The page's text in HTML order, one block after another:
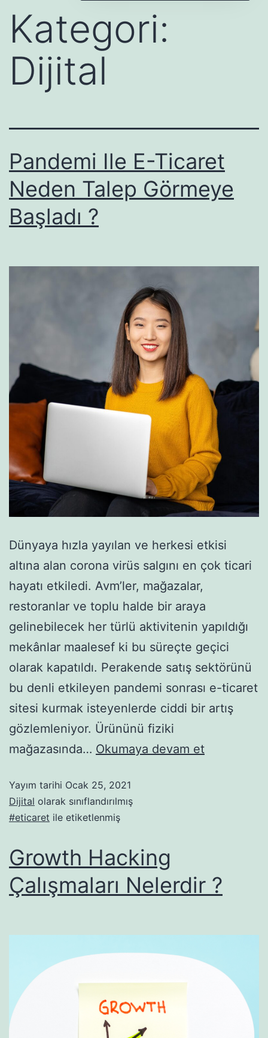
Kategori:
Dijital
Pandemi Ile E-Ticaret
Neden Talep Görmeye
Başladı ?
Dünyaya hızla yayılan ve herkesi etkisi
altına alan corona virüs salgını en çok ticari
hayatı etkiledi. Avm’ler, mağazalar,
restoranlar ve toplu halde bir araya
gelinebilecek her türlü aktivitenin yapıldığı
mekânlar maalesef ki bu süreçte geçici
olarak kapatıldı. Perakende satış sektörünü
bu denli etkileyen pandemi sonrası e-ticaret
sitesi kurmak isteyenlerde ciddi bir artış
gözlemleniyor. Ürününü fiziki
mağazasında… Okumaya devam et
Yayım tarihi Ocak 25, 2021
Dijital olarak sınıflandırılmış
#eticaret ile etiketlenmiş
Growth Hacking
Çalışmaları Nelerdir ?